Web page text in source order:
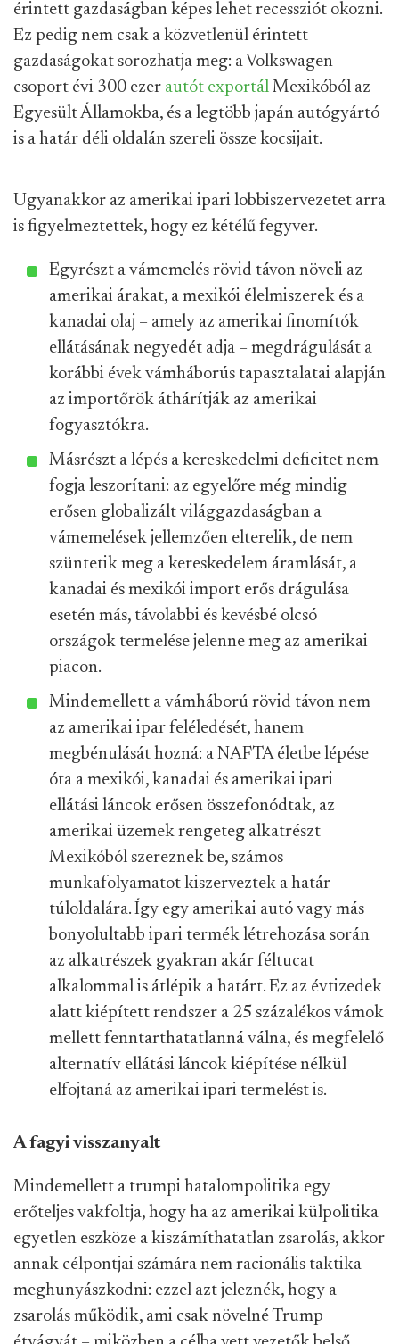
érintett gazdaságban képes lehet recessziót okozni.
Ez pedig nem csak a közvetlenül érintett
gazdaságokat sorozhatja meg: a Volkswagen-
csoport évi 300 ezer autót exportál Mexikóból az
Egyesült Államokba, és a legtöbb japán autógyártó
is a határ déli oldalán szereli össze kocsijait.
Ugyanakkor az amerikai ipari lobbiszervezetet arra
is figyelmeztettek, hogy ez kétélű fegyver.
Egyrészt a vámemelés rövid távon növeli az
amerikai árakat, a mexikói élelmiszerek és a
kanadai olaj – amely az amerikai finomítók
ellátásának negyedét adja – megdrágulását a
korábbi évek vámháborús tapasztalatai alapján
az importőrök áthárítják az amerikai
fogyasztókra.
Másrészt a lépés a kereskedelmi deficitet nem
fogja leszorítani: az egyelőre még mindig
erősen globalizált világgazdaságban a
vámemelések jellemzően elterelik, de nem
szüntetik meg a kereskedelem áramlását, a
kanadai és mexikói import erős drágulása
esetén más, távolabbi és kevésbé olcsó
országok termelése jelenne meg az amerikai
piacon.
Mindemellett a vámháború rövid távon nem
az amerikai ipar feléledését, hanem
megbénulását hozná: a NAFTA életbe lépése
óta a mexikói, kanadai és amerikai ipari
ellátási láncok erősen összefonódtak, az
amerikai üzemek rengeteg alkatrészt
Mexikóból szereznek be, számos
munkafolyamatot kiszerveztek a határ
túloldalára. Így egy amerikai autó vagy más
bonyolultabb ipari termék létrehozása során
az alkatrészek gyakran akár féltucat
alkalommal is átlépik a határt. Ez az évtizedek
alatt kiépített rendszer a 25 százalékos vámok
mellett fenntarthatatlanná válna, és megfelelő
alternatív ellátási láncok kiépítése nélkül
elfojtaná az amerikai ipari termelést is.
A fagyi visszanyalt
Mindemellett a trumpi hatalompolitika egy
erőteljes vakfoltja, hogy ha az amerikai külpolitika
egyetlen eszköze a kiszámíthatatlan zsarolás, akkor
annak célpontjai számára nem racionális taktika
meghunyászkodni: ezzel azt jeleznék, hogy a
zsarolás működik, ami csak növelné Trump